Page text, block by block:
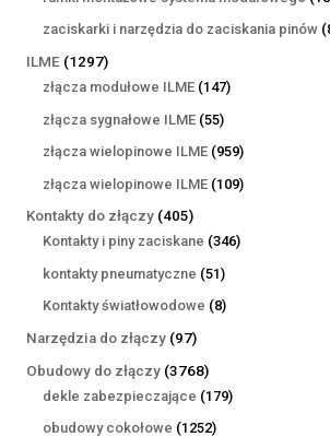
zaciskarki i narzędzia do zaciskania pinów
ILME 12971297
produktów
złącza modułowe ILME 147147
złącza sygnałowe ILME 5555
produktów
złącza wielopinowe ILME 959959
produktów
złącza wielopinowe ILME 109109
Kontakty do złączy 405405
produktów
Kontakty i piny zaciskane 346346
kontakty pneumatyczne 5151
produktów
Kontakty światłowodowe 88
Narzędzia do złączy 9797
produktów
Obudowy do złączy 37683768
produktów
dekle zabezpieczające 179179
obudowy cokołowe 12521252